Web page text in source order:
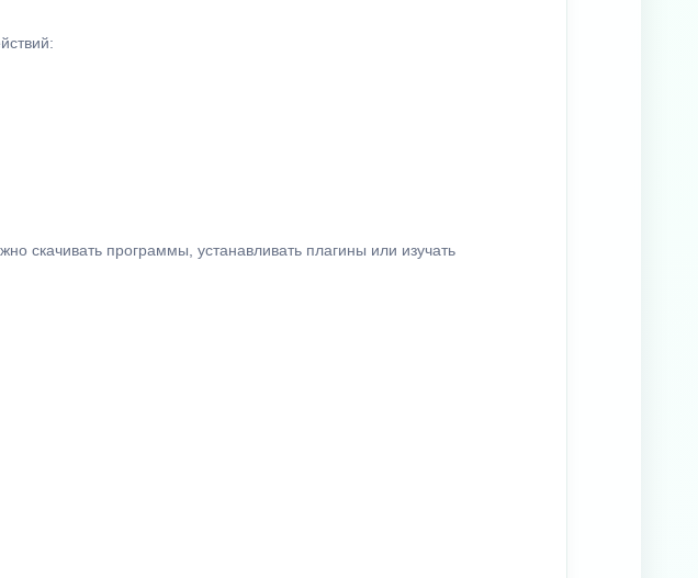
скачивать программы, устанавливать плагины или изучать